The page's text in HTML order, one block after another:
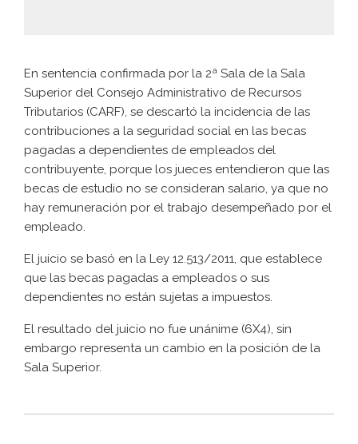
En sentencia confirmada por la 2ª Sala de la Sala
Superior del Consejo Administrativo de Recursos
Tributarios (CARF), se descartó la incidencia de las
contribuciones a la seguridad social en las becas
pagadas a dependientes de empleados del
contribuyente, porque los jueces entendieron que las
becas de estudio no se consideran salario, ya que no
hay remuneración por el trabajo desempeñado por el
empleado.
El juicio se basó en la Ley 12.513/2011, que establece
que las becas pagadas a empleados o sus
dependientes no están sujetas a impuestos.
El resultado del juicio no fue unánime (6X4), sin
embargo representa un cambio en la posición de la
Sala Superior.